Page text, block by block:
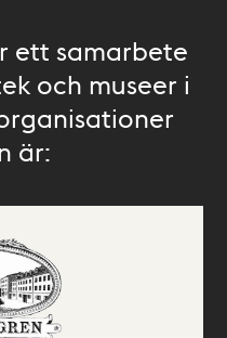
ett samarbete
och museer i
är: